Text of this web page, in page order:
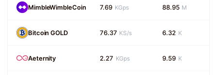
MimbleWimbleCoin 7.69 KGps 88.95 M
Bitcoin GOLD 76.37 KS/s 6.32 K
Aeternity 2.27 KGps 9.59 K